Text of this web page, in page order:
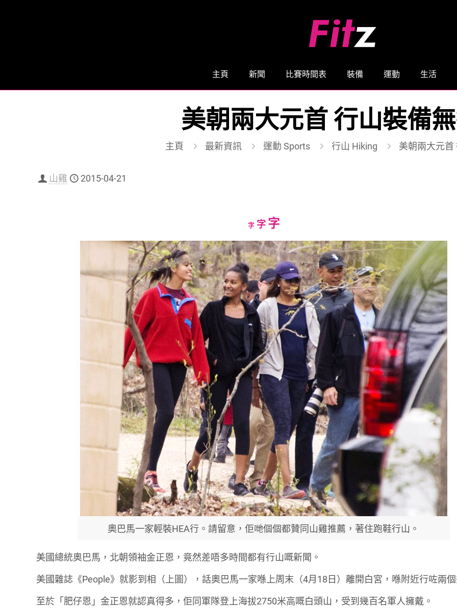
主頁 新聞 比賽時間表 裝備 運動 生活
美朝兩大元首 行山裝備
主頁 最新資訊 運動 Sports 行山 Hiking 美朝兩大元首
山雞 2015-04-21
字Decrease
size.
字Reset
size.
字Increase
font
size.
奧巴馬一家輕裝HEA行。請留意，佢哋個個都贊同山雞推薦，著住跑鞋行山。
美國總統奧巴馬，北朝領袖金正恩，竟然差唔多時間都有行山嘅新聞。
美國雜誌《People》就影到相（上圖），話奧巴馬一家喺上周末（4月18日）離開白宮，喺附近行咗兩
至於「肥仔恩」金正恩就認真得多，佢同軍隊登上海拔2750米高嘅白頭山，受到幾百名軍人擁戴。